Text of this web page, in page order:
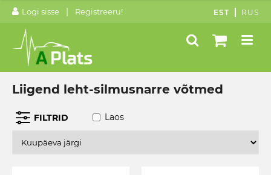
Logi sisse | Registreeru! EST RUS
Liigend leht-silmusnarre võtmed
FILTRID Laos